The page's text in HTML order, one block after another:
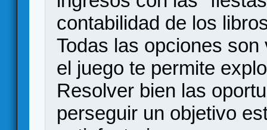
contabilidad de los
Todas las opciones
el juego te permite
Resolver bien las
perseguir un objetivo